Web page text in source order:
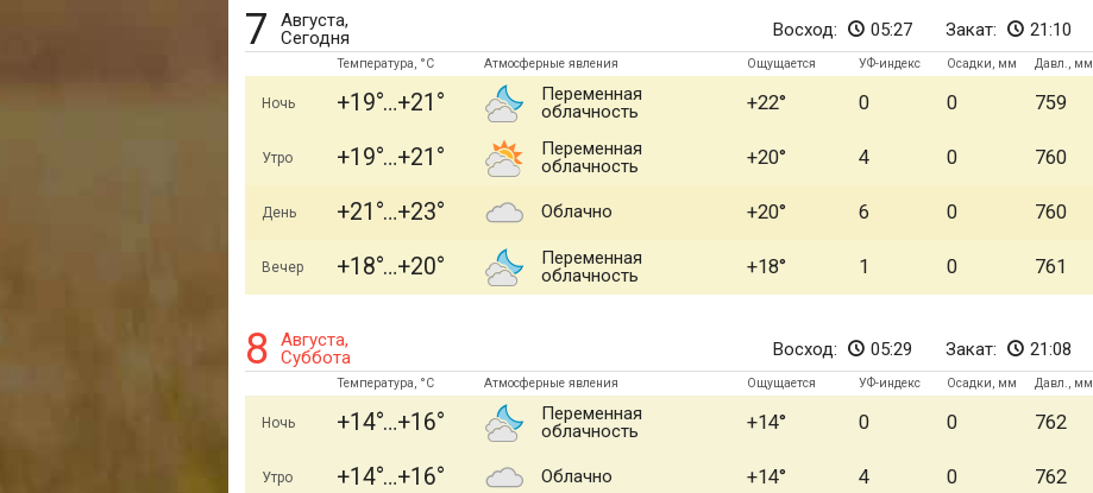
7
Августа,
Сегодня
Восход: 05:27 Закат: 21:10
Температура, °C Атмосферные явления Ощущается УФ-индекс Осадки, мм Давл., мм
Ночь +19 +21
Переменная
облачность
+22 0 0 759
Утро +19 +21
Переменная
облачность
+20 4 0 760
День +21 +23 Облачно +20 6 0 760
Вечер +18 +20
Переменная
облачность
+18 1 0 761
8
Августа,
Суббота
Восход: 05:29 Закат: 21:08
Температура, °C Атмосферные явления Ощущается УФ-индекс Осадки, мм Давл., мм
Ночь +14 +16
Переменная
облачность
+14 0 0 762
Утро +14 +16 Облачно +14 4 0 762